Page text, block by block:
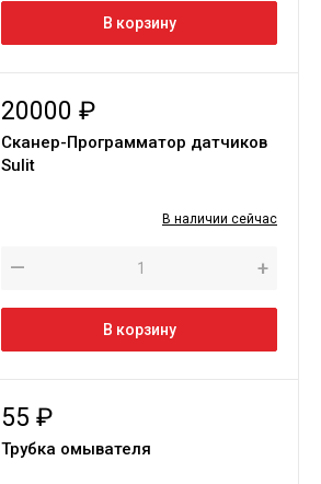
В корзину
20000 ₽
Сканер-Программатор датчиков
Sulit
В наличии сейчас
— +
В корзину
55 ₽
Трубка омывателя